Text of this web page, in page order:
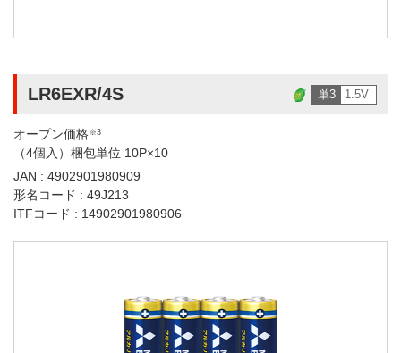
LR6EXR/4S 単3 1.5V
オープン価格※3
（4個入）梱包単位 10P×10
JAN : 4902901980909
形名コード : 49J213
ITFコード : 14902901980906